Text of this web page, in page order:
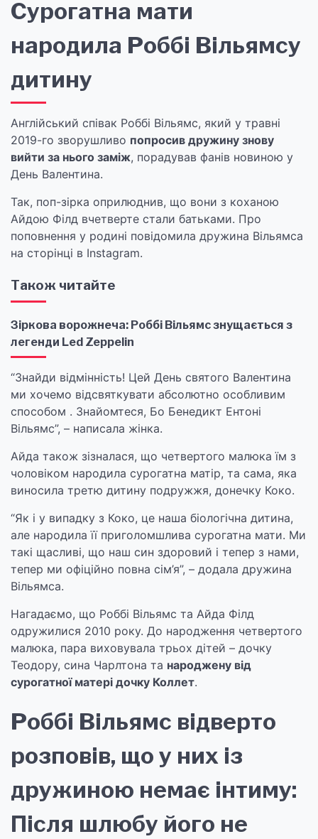
Сурогатна мати
народила Роббі Вільямсу
дитину
Англійський співак Роббі Вільямс, який у травні
2019-го зворушливо попросив дружину знову
вийти за нього заміж, порадував фанів новиною у
День Валентина.
Так, поп-зірка оприлюднив, що вони з коханою
Айдою Філд вчетверте стали батьками. Про
поповнення у родині повідомила дружина Вільямса
на сторінці в Instagram.
Також читайте
Зіркова ворожнеча: Роббі Вільямс знущається з
легенди Led Zeppelin
“Знайди відмінність! Цей День святого Валентина
ми хочемо відсвяткувати абсолютно особливим
способом . Знайомтеся, Бо Бенедикт Ентоні
Вільямс”, – написала жінка.
Айда також зізналася, що четвертого малюка їм з
чоловіком народила сурогатна матір, та сама, яка
виносила третю дитину подружжя, донечку Коко.
“Як і у випадку з Коко, це наша біологічна дитина,
але народила її приголомшлива сурогатна мати. Ми
такі щасливі, що наш син здоровий і тепер з нами,
тепер ми офіційно повна сім’я”, – додала дружина
Вільямса.
Нагадаємо, що Роббі Вільямс та Айда Філд
одружилися 2010 року. До народження четвертого
малюка, пара виховувала трьох дітей – дочку
Теодору, сина Чарлтона та народжену від
сурогатної матері дочку Коллет.
Роббі Вільямс відверто
розповів, що у них із
дружиною немає інтиму:
Після шлюбу його не